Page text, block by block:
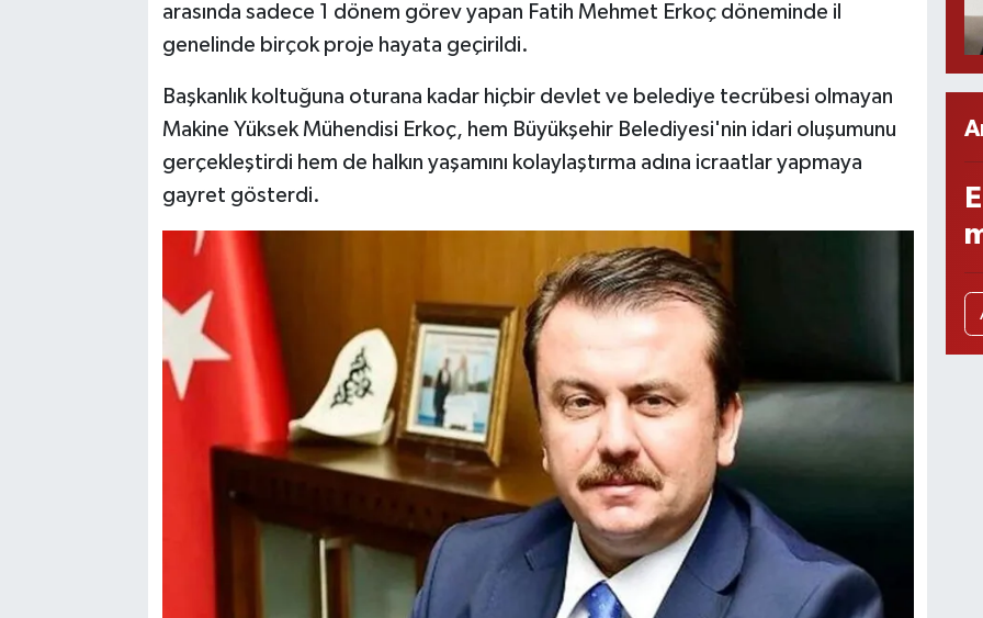
arasında sadece 1 dönem görev yapan Fatih Mehmet Erkoç döneminde il
genelinde birçok proje hayata geçirildi.
Başkanlık koltuğuna oturana kadar hiçbir devlet ve belediye tecrübesi olmayan
Makine Yüksek Mühendisi Erkoç, hem Büyükşehir Belediyesi'nin idari oluşumunu
gerçekleştirdi hem de halkın yaşamını kolaylaştırma adına icraatlar yapmaya
gayret gösterdi.
KÜLTÜR SANAT